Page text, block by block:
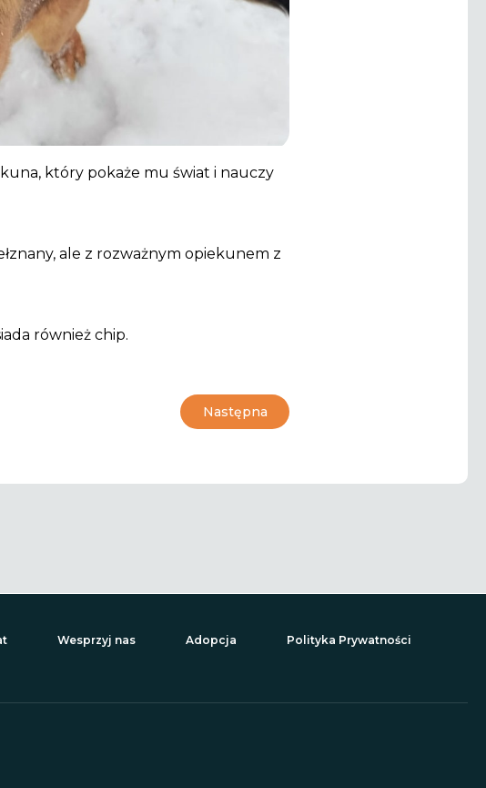
który pokaże mu świat i nauczy
ale z rozważnym opiekunem z
również chip.
Następna
Wesprzyj nas Adopcja Polityka Prywatności